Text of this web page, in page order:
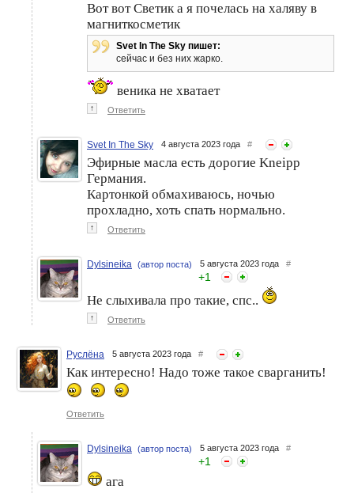
Вот вот Светик а я почелась на халяву в
магниткосметик
Svet In The Sky пишет:
сейчас и без них жарко.
веника не хватает
↑ Ответить
Svet In The Sky 4 августа 2023 года #
Эфирные масла есть дорогие Kneipp
Германия.
Картонкой обмахиваюсь, ночью
прохладно, хоть спать нормально.
↑ Ответить
Dylsineika (автор поста) 5 августа 2023 года #
+1
Не слыхивала про такие, спс..
↑ Ответить
Руслёна 5 августа 2023 года #
Как интересно! Надо тоже такое сварганить!
Ответить
Dylsineika (автор поста) 5 августа 2023 года #
+1
ага